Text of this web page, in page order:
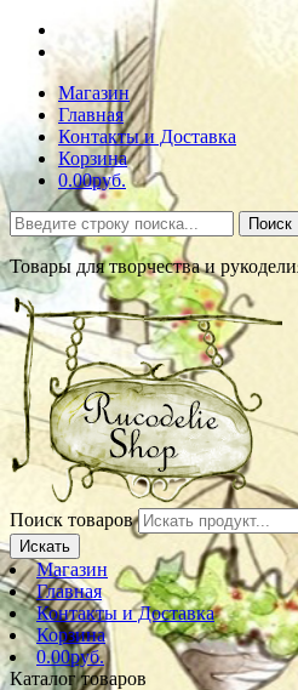
Магазин
Главная
Контакты и Доставка
Корзина
0.00руб.
Поиск
Товары для творчества и
Поиск товаров
Искать
Магазин
Главная
Контакты и Доставка
Корзина
0.00руб.
Каталог товаров